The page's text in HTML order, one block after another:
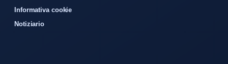
Informativa cookie
Notiziario